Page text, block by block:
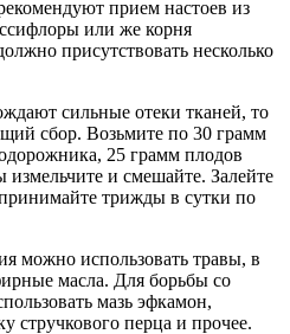
прием настоев из
или же корня
присутствовать несколько
сильные отеки тканей, то
сбор. Возьмите по 30 грамм
25 грамм плодов
и смешайте. Залейте
трижды в сутки по
можно использовать травы, в
масла. Для борьбы со
мазь эфкамон,
стручкового перца и прочее.